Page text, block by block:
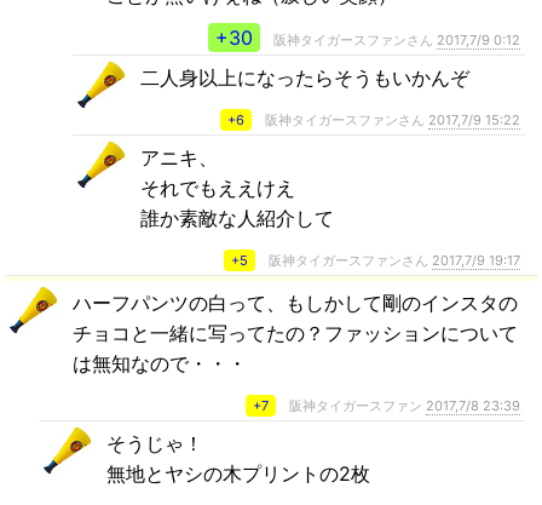
+30
阪神タイガースファンさん 2017,7/9 0:12
二人身以上になったらそうもいかんぞ
+6 阪神タイガースファンさん 2017,7/9 15:22
アニキ、
それでもええけえ
誰か素敵な人紹介して
+5 阪神タイガースファンさん 2017,7/9 19:17
ハーフパンツの白って、もしかして剛のインスタの
チョコと一緒に写ってたの？ファッションについて
は無知なので・・・
+7 阪神タイガースファン 2017,7/8 23:39
そうじゃ！
無地とヤシの木プリントの2枚